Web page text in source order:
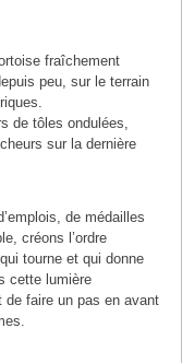
fraîchement
peu, sur le terrain
de tôles ondulées,
sur la dernière
de médailles
créons l’ordre
tourne et qui donne
cette lumière
faire un pas en avant